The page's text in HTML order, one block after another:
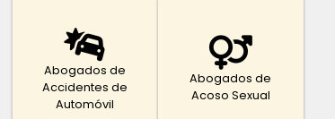
Abogados de
Accidentes de
Automóvil
Abogados de
Acoso Sexual